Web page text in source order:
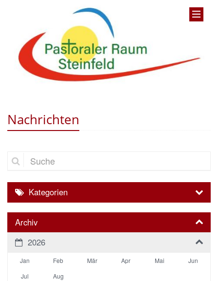
Nachrichten
Suche
Kategorien
Archiv
2026
Jan Feb Mär Apr Mai
Jun
Jul
Aug